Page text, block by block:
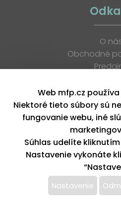
O
Obchodné
K
Blog
XML
Copyright © 2026, MFP paper s.
Tento web používa k
Web mfp.cz
Niektoré tieto súbory sú
fungovanie webu, iné
Súhlas udelíte
Nastavenie vykonáte
Nastavenie